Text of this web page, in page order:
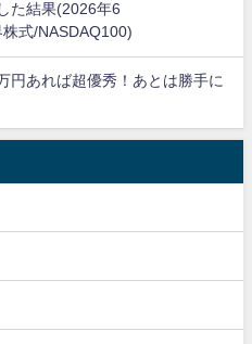
た結果(2026年6
式/NASDAQ100)
円あれば超優秀！あとは勝手に